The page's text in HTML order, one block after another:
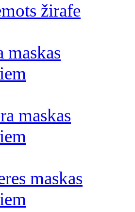
žirafe
maskas
maskas
maskas